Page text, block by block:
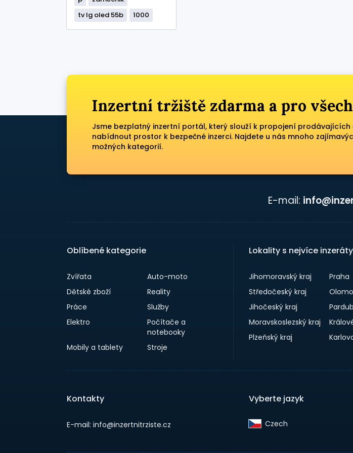
tv lg oled 55b
1000
Inzertní tržiště zdarma a pro
Jsme bezplatný inzertní portál, který slouží k propojení prodávajících
nabídnout prostor k bezpečné inzerci. Najdete u nás mnoho
možných kategorií.
E-mail:
Oblíbené kategorie
Zvířata
Auto-moto
Dětské zboží
Reality
Práce
Služby
Elektro
Počítače a
notebooky
Mobily a tablety
Stroje
Lokality s nejvíce inzeráty
Jihomoravský kraj
Praha
Středočeský kraj
Jihočeský kraj
Moravskoslezský kraj
Plzeňský kraj
Kontakty
E-mail: info@inzertnitrziste.cz
Vyberte jazyk
Czech‎